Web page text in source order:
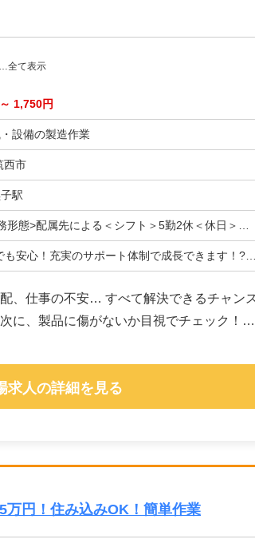
…全て表示
1,750円
設備の製造作業
西市
駅
態>配属先による＜シフト＞5勤2休＜休日＞工場カレンダーによる
実のサポート体制で成長できます！?幅広い年代の男女が活躍中！20代、30代、40代が多数在籍して...
て解決できるチャンス
、製品に傷がないか目視でチェック！
求人の詳細を見る
万円！住み込みOK！簡単作業